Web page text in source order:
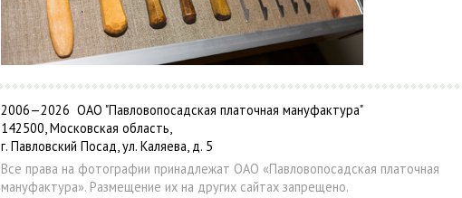
2006—2026 ОАО "Павловопосадская платочная мануфактура"
142500, Московская область,
г. Павловский Посад, ул. Каляева, д. 5
Все права на фотографии принадлежат ОАО «Павловопосадская платочная
мануфактура». Размещение их на других сайтах запрещено.